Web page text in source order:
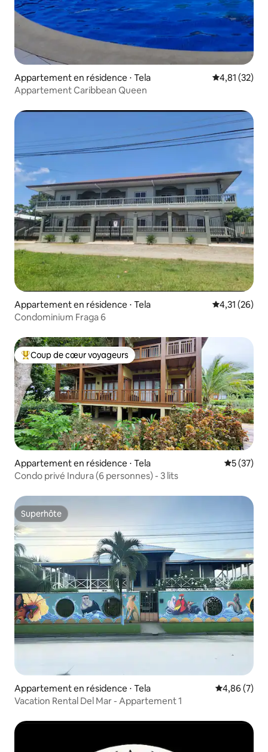
Appartement en résidence ⋅ Tela Évaluation
4,81 (32)
Appartement Caribbean Queen
Appartement en résidence ⋅ Tela Évaluation
4,31 (26)
Condominium Fraga 6
Coups de cœur voyageurs les plus appréciés
Coup de cœur voyageurs
Appartement en résidence ⋅ Tela
5 (37)
Condo privé Indura (6 personnes) - 3 lits
Superhôte
Superhôte
Appartement en résidence ⋅ Tela Évaluation
4,86 (7)
Vacation Rental Del Mar - Appartement 1